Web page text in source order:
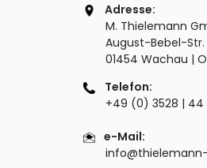
Adresse:
M. Thielemann
August-Bebel-Str.
01454 Wachau |
Telefon:
+49 (0) 3528 | 44
e-Mail:
info@thielemann-